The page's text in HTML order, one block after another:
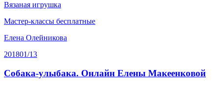
Вязаная игрушка
Мастер-классы бесплатные
Елена Олейникова
201801/13
Собака-улыбака. Онлайн Елены Макеенковой